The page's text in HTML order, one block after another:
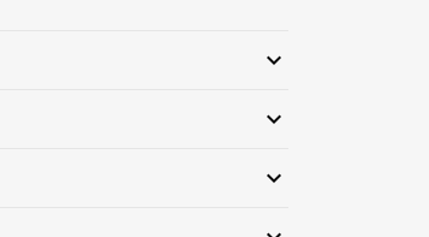
expand_more
expand_more
expand_more